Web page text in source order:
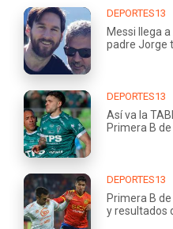
DEPORTES13
Messi llega
padre Jorge
DEPORTES13
Así va la
Primera B
DEPORTES13
Primera B
y resultados